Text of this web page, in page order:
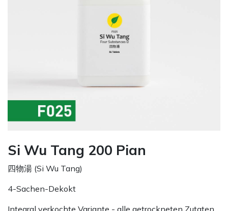
Si Wu Tang 200 Pian
四物湯 (Si Wu Tang)
4-Sachen-Dekokt
Integral verkochte Variante - alle getrockneten Zutaten